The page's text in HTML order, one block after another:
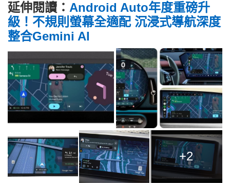
延伸閱讀： Android Auto年度重磅升
級！不規則螢幕全適配 沉浸式導航深度
整合Gemini AI
+2